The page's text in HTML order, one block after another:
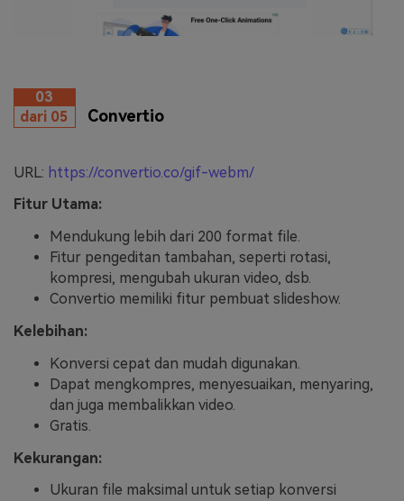
03
dari 05
Convertio
URL: https://convertio.co/gif-webm/
Fitur Utama:
Mendukung lebih dari 200 format file.
Fitur pengeditan tambahan, seperti rotasi,
kompresi, mengubah ukuran video, dsb.
Convertio memiliki fitur pembuat slideshow.
Kelebihan:
Konversi cepat dan mudah digunakan.
Dapat mengkompres, menyesuaikan, menyaring,
dan juga membalikkan video.
Gratis.
Kekurangan:
Ukuran file maksimal untuk setiap konversi